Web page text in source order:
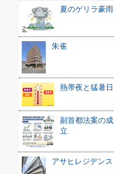
夏のゲリラ豪雨
朱雀
熱帯夜と猛暑日
副首都法案の成
立
アサヒレジデンス